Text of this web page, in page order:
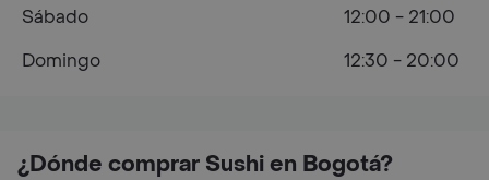
¿Dónde comprar Sushi en Bogotá?
Sábado
12:00 - 21:00
Domingo
12:30 - 20:00